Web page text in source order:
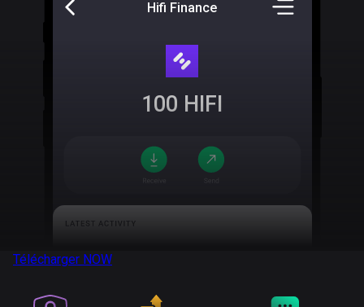
Hifi Finance
100 HIFI
Télécharger NOW